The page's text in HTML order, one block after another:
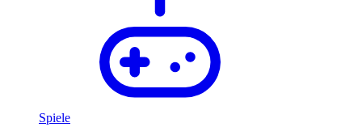
Spiele